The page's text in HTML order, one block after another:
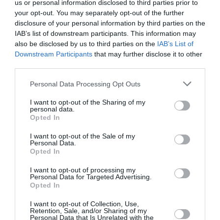
us or personal information disclosed to third parties prior to
your opt-out. You may separately opt-out of the further
disclosure of your personal information by third parties on the
IAB’s list of downstream participants. This information may
also be disclosed by us to third parties on the IAB’s List of
Downstream Participants that may further disclose it to other
Personal Data Processing Opt Outs
I want to opt-out of the Sharing of my
personal data.
Opted In
I want to opt-out of the Sale of my
Personal Data.
Opted In
I want to opt-out of processing my
Personal Data for Targeted Advertising.
Opted In
I want to opt-out of Collection, Use,
Retention, Sale, and/or Sharing of my
Personal Data that Is Unrelated with the
Ακολουθήστε το Culturenow.gr στοGoogle News
μάθετε πρώτοι όλες τις ειδήσεις
Δείτε όλα τατελευταία νέαγια την Τέχνη και τον
Πολιτισμό στοCulturenow.gr
Νέοι Διαγωνισμοί ❯
Tags
ΒΑΓΓΕΛΗΣ ΜΟΥΡΙΚΗΣ
ΓΙΑΝΝΗΣ ΑΝΑΣΤΑΣΑΚΗΣ
ΓΙΑΝΝΗΣ ΝΙΑΡΡΟΣ
ΓΙΑΝΝΗΣ ΟΙΚΟΝΟΜΙΔΗΣ (ΣΚΗΝΟΘΕΤΗΣ)
ΙΩΑΝΝΑ ΚΟΛΛΙΟΠΟΥΛΟΥ
ΜΑΡΙΑ ΚΑΛΛΙΜΑΝΗ
ΜΑΡΙΑ ΚΕΧΑΓΙΟΓΛΟΥ
ΣΤΑΘΗΣ ΣΤΑΜΟΥΛΑΚΑΤΟΣ